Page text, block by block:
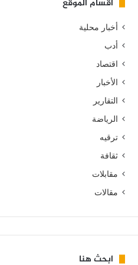
أقسام الموقع
أخبار محلية
أدب
اقتصاد
الأخبار
التقارير
الرياضة
ترقيه
ثقافة
مقابلات
مقالات
ابحث هنا